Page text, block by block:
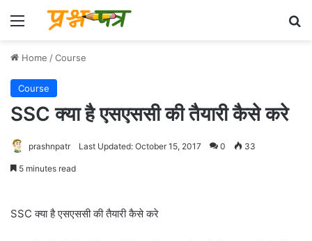
Menu
Home /Course
Course
SSC क्या है एसएससी की तैयारी कैसे करे
prashnpatr Last Updated: October 15, 2017 0 33
5 minutes read
SSC क्या है एसएससी की तैयारी कैसे करे